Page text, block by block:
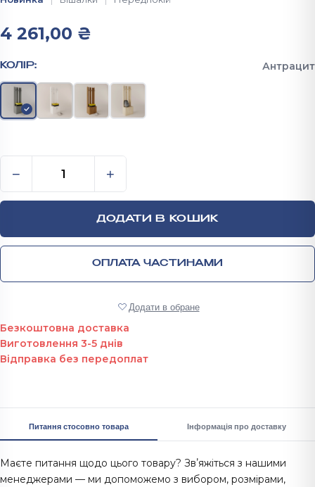
4 261,00 ₴
КОЛІР: Антрацит
− +
ДОДАТИ В КОШИК
ОПЛАТА ЧАСТИНАМИ
Додати в обране
Безкоштовна доставка
Виготовлення 3-5 днів
Відправка без передоплат
Питання стосовно товара Інформація про доставку
Маєте питання щодо цього товару? Звʼяжіться з нашими
менеджерами — ми допоможемо з вибором, розмірами,